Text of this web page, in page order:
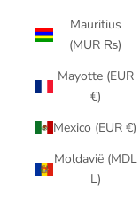
Mauritius
(MUR ₨)
Mayotte (EUR
€)
Mexico (EUR €)
Moldavië (MDL
L)